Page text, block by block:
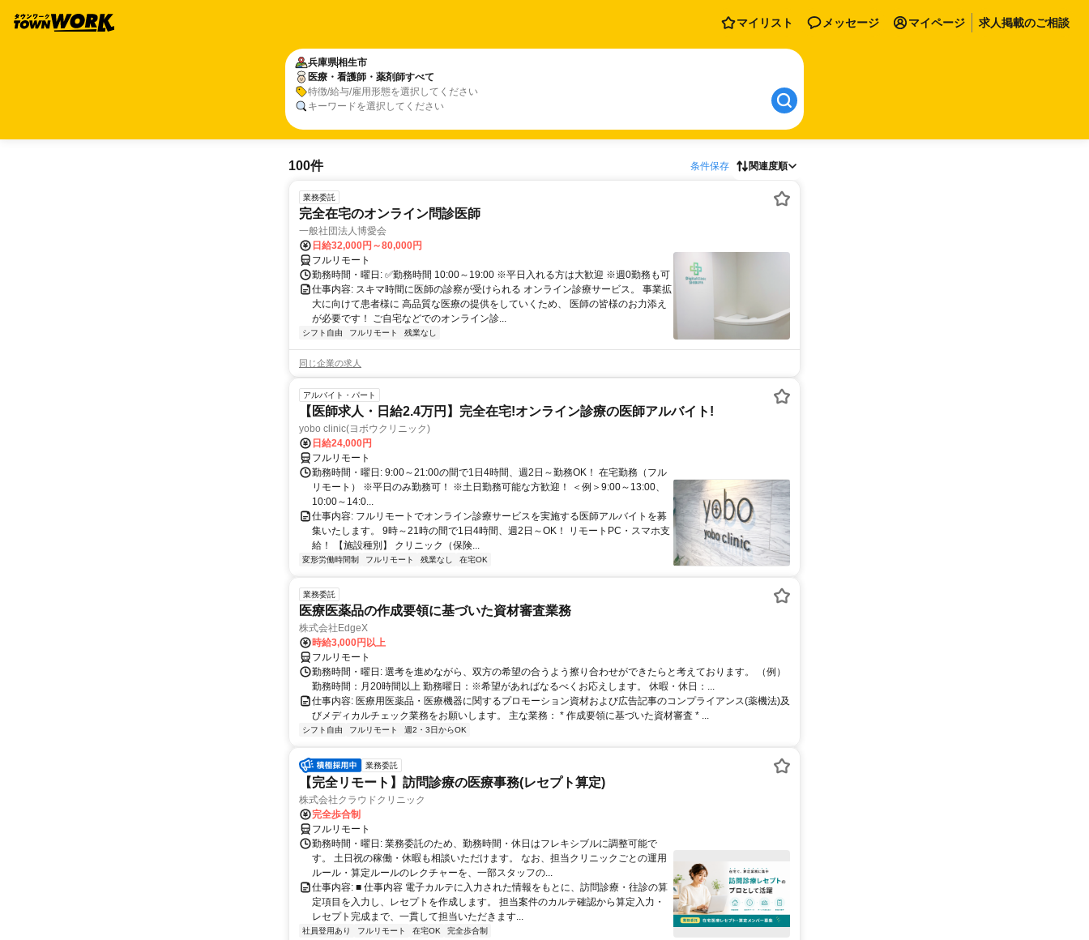
マイリスト メッセージ マイページ 求人掲載のご相談
兵庫県相生市
医療・看護師・薬剤師すべて
特徴/給与/雇用形態を選択してください
キーワードを選択してください
100件 条件保存 関連度順
業務委託
完全在宅のオンライン問診医師
一般社団法人博愛会
日給32,000円～80,000円
フルリモート
勤務時間・曜日: ✅勤務時間 10:00～19:00 ※平日入れる方は大歓迎 ※週0勤務も可
仕事内容: スキマ時間に医師の診察が受けられる オンライン診療サービス。 事業拡
大に向けて患者様に 高品質な医療の提供をしていくため、 医師の皆様のお力添え
が必要です！ ご自宅などでのオンライン診...
シフト自由 フルリモート 残業なし
同じ企業の求人
アルバイト・パート
【医師求人・日給2.4万円】完全在宅!オンライン診療の医師アルバイト!
yobo clinic(ヨボウクリニック)
日給24,000円
フルリモート
勤務時間・曜日: 9:00～21:00の間で1日4時間、週2日～勤務OK！ 在宅勤務（フル
リモート） ※平日のみ勤務可！ ※土日勤務可能な方歓迎！ ＜例＞9:00～13:00、
10:00～14:0...
仕事内容: フルリモートでオンライン診療サービスを実施する医師アルバイトを募
集いたします。 9時～21時の間で1日4時間、週2日～OK！ リモートPC・スマホ支
給！ 【施設種別】 クリニック（保険...
変形労働時間制 フルリモート 残業なし 在宅OK
業務委託
医療医薬品の作成要領に基づいた資材審査業務
株式会社EdgeX
時給3,000円以上
フルリモート
勤務時間・曜日: 選考を進めながら、双方の希望の合うよう擦り合わせができたらと考えております。 （例）
勤務時間：月20時間以上 勤務曜日：※希望があればなるべくお応えします。 休暇・休日：...
仕事内容: 医療用医薬品・医療機器に関するプロモーション資材および広告記事のコンプライアンス(薬機法)及
びメディカルチェック業務をお願いします。 主な業務： * 作成要領に基づいた資材審査 * ...
シフト自由 フルリモート 週2・3日からOK
業務委託
【完全リモート】訪問診療の医療事務(レセプト算定)
株式会社クラウドクリニック
完全歩合制
フルリモート
勤務時間・曜日: 業務委託のため、勤務時間・休日はフレキシブルに調整可能で
す。 土日祝の稼働・休暇も相談いただけます。 なお、担当クリニックごとの運用
ルール・算定ルールのレクチャーを、一部スタッフの...
仕事内容: ■ 仕事内容 電子カルテに入力された情報をもとに、訪問診療・往診の算
定項目を入力し、レセプトを作成します。 担当案件のカルテ確認から算定入力・
レセプト完成まで、一貫して担当いただきます...
社員登用あり フルリモート 在宅OK 完全歩合制